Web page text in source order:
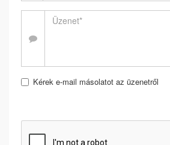
Kérek e-mail másolatot az üzenetről